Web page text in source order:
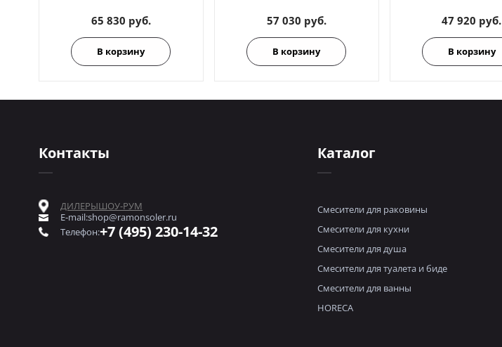
65 830 руб.
В корзину
57 030 руб.
В корзину
47 920 руб.
В корзину
Каталог
Смесители для раковины
Смесители для кухни
Смесители для душа
Смесители для туалета и биде
Смесители для ванны
HORECA
Контакты
ДИЛЕРЫШОУ-РУМ
E-mail:shop@ramonsoler.ru
Телефон:+7 (495) 230-14-32